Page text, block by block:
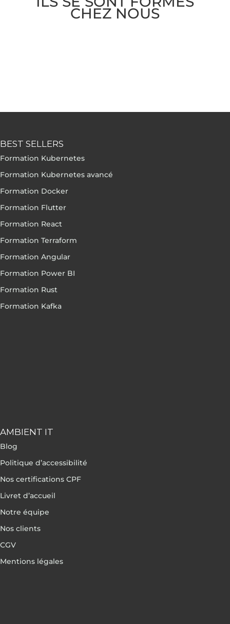
CHEZ NOUS
BEST SELLERS
Formation Kubernetes
Formation Kubernetes avancé
Formation Docker
Formation Flutter
Formation React
Formation Terraform
Formation Angular
Formation Power BI
Formation Rust
Formation Kafka
AMBIENT IT
Blog
Politique d’accessibilité
Nos certifications CPF
Livret d’accueil
Notre équipe
Nos clients
CGV
Mentions légales